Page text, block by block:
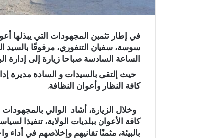
في إطار تثمين المجهودات التي يبذلها
الساعة السادسة صباحا زيارة إلى إدارة
حيث إلتقى بالسيدات و السادة مديرة إدارة
كافة النظار وأعوان النظافة.
وخلال الزيارة، أشاد الوالي بالمجهودات
كافة الأعوان ببلديات الولاية، تنفيذا
بالبيئة، مثمنًا تفانيهم وإخلاصهم في